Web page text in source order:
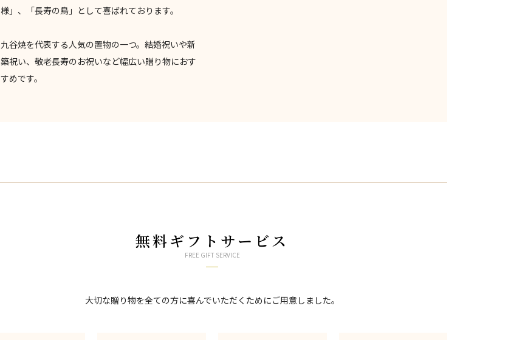
様」、「長寿の鳥」として喜ばれております。
九谷焼を代表する人気の置物の一つ。結婚祝いや新
築祝い、敬老長寿のお祝いなど幅広い贈り物におす
すめです。
無料ギフトサービス
FREE GIFT SERVICE
大切な贈り物を全ての方に喜んでいただくためにご用意しました。